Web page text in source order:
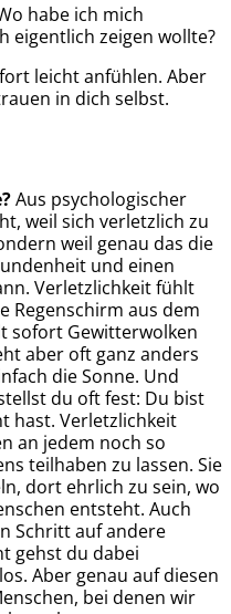
habe ich mich
eigentlich zeigen wollte?
leicht anfühlen. Aber
in dich selbst.
Aus psychologischer
weil sich verletzlich zu
weil genau das die
und einen
Verletzlichkeit fühlt
Regenschirm aus dem
sofort Gewitterwolken
aber oft ganz anders
die Sonne. Und
du oft fest: Du bist
hast. Verletzlichkeit
an jedem noch so
teilhaben zu lassen. Sie
dort ehrlich zu sein, wo
entsteht. Auch
Schritt auf andere
gehst du dabei
Aber genau auf diesen
bei denen wir